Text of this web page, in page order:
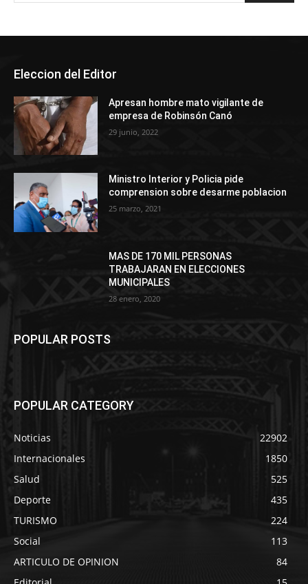
Eleccion del Editor
Apresan hombre mato vigilante de
empresa de Robinsón Canó
29 junio, 2022
Ministro Interior y Policia pide
comprension sobre desarme poblacion
25 marzo, 2021
MAS DE 170 MIL PERSONAS
TRABAJARAN EN ELECCIONES
MUNICIPALES
28 enero, 2020
POPULAR POSTS
POPULAR CATEGORY
Noticias
22902
Internacionales
1850
Salud
525
Deporte
435
TURISMO
224
Social
113
ARTICULO DE OPINION
84